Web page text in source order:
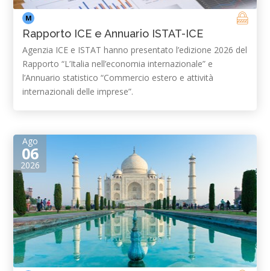
M
Rapporto ICE e Annuario ISTAT-ICE
Agenzia ICE e ISTAT hanno presentato l’edizione 2026 del
Rapporto “L’Italia nell’economia internazionale” e
l’Annuario statistico “Commercio estero e attività
internazionali delle imprese”.
Ago
06
2026